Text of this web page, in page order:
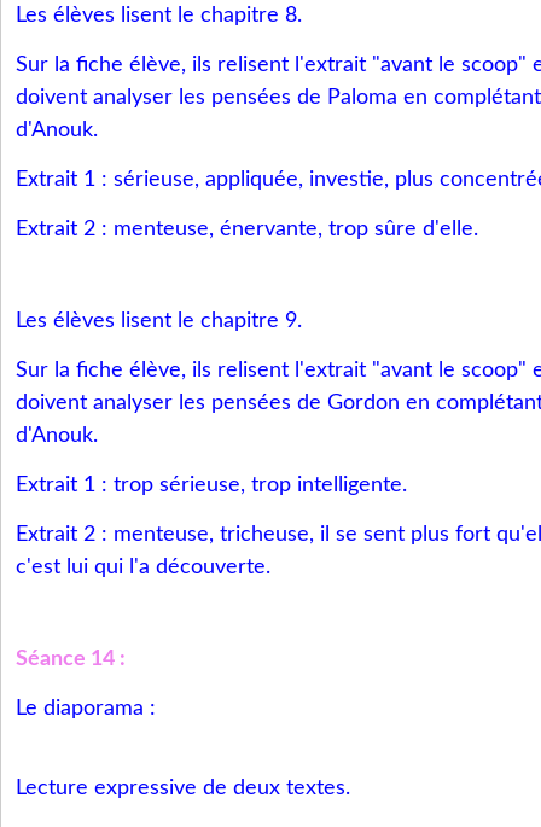
Les élèves lisent le chapitre 8.
Sur la fiche élève, ils relisent l'extrait "avant le scoop"
doivent analyser les pensées de Paloma en
d'Anouk.
Extrait 1 : sérieuse, appliquée, investie, plus
Extrait 2 : menteuse, énervante, trop sûre d'elle.
Les élèves lisent le chapitre 9.
Sur la fiche élève, ils relisent l'extrait "avant le scoop"
doivent analyser les pensées de Gordon en
d'Anouk.
Extrait 1 : trop sérieuse, trop intelligente.
Extrait 2 : menteuse, tricheuse, il se sent plus fort
c'est lui qui l'a découverte.
Séance 14 :
Le diaporama :
Lecture expressive de deux textes.